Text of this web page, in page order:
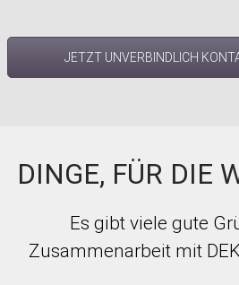
JETZT UNVERBINDLICH
DINGE, FÜR DIE
Es gibt viele gute
Zusammenarbeit mit